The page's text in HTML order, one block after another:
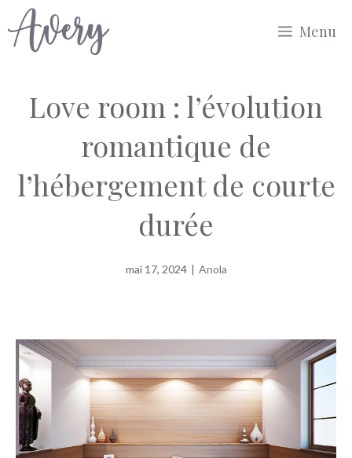
Aller
au
Menu
Love room : l’évolution
romantique de
l’hébergement de courte
durée
mai 17, 2024 | Anola